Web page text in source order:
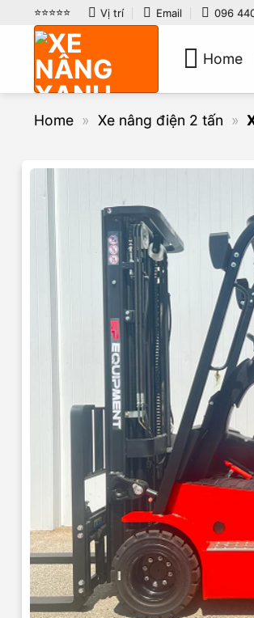
⭐️⭐️⭐️⭐️⭐️ Vị trí Email 096
Home
Home » Xe nâng điện 2 tấn »